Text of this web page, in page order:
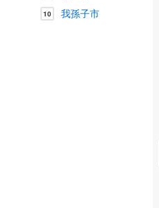
10 我孫子市